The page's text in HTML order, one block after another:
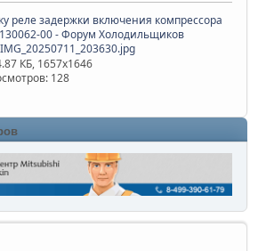
IMG_20250711_203630.jpg
КБ, 1657x1646
128